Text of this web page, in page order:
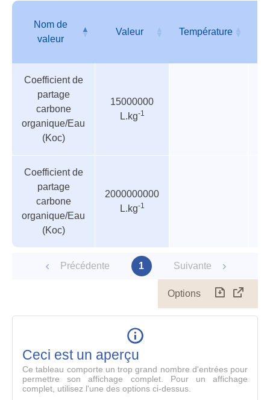
des
paramètres
Nom de
valeur
Valeur Température
valeur
Coefficient de
partage
carbone
organique/Eau
(Koc)
15000000
L.kg-1
Coefficient de
partage
carbone
organique/Eau
(Koc)
2000000000
L.kg-1
Précédente 1 Suivante
Options
le
Ceci est un aperçu
Ce tableau comporte un trop grand nombre d'entrées pour
permettre son affichage complet. Pour un affichage
complet, utilisez l'une des options ci-dessus.